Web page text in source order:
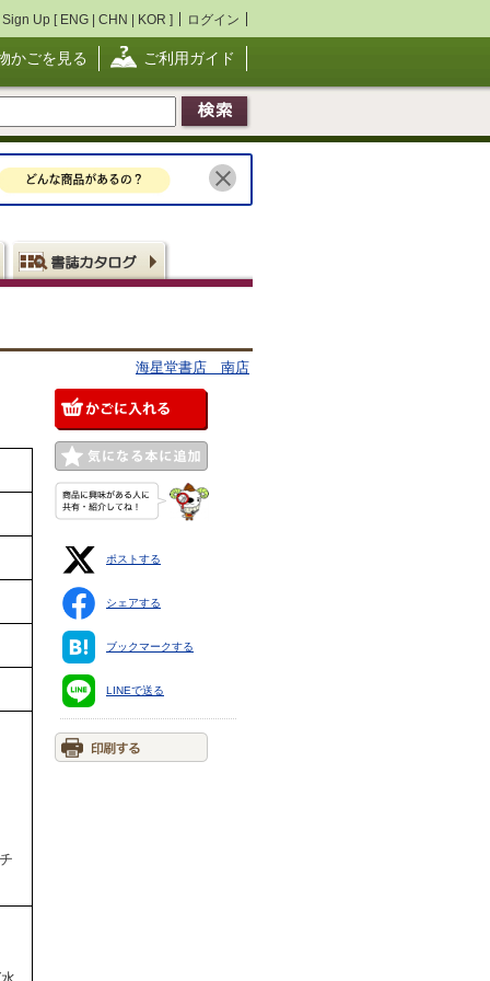
Sign Up [ ENG | CHN | KOR ] ログイン
かごを見る ご利用ガイド
海星堂書店 南店
ポストする
シェアする
ブックマークする
LINEで送る